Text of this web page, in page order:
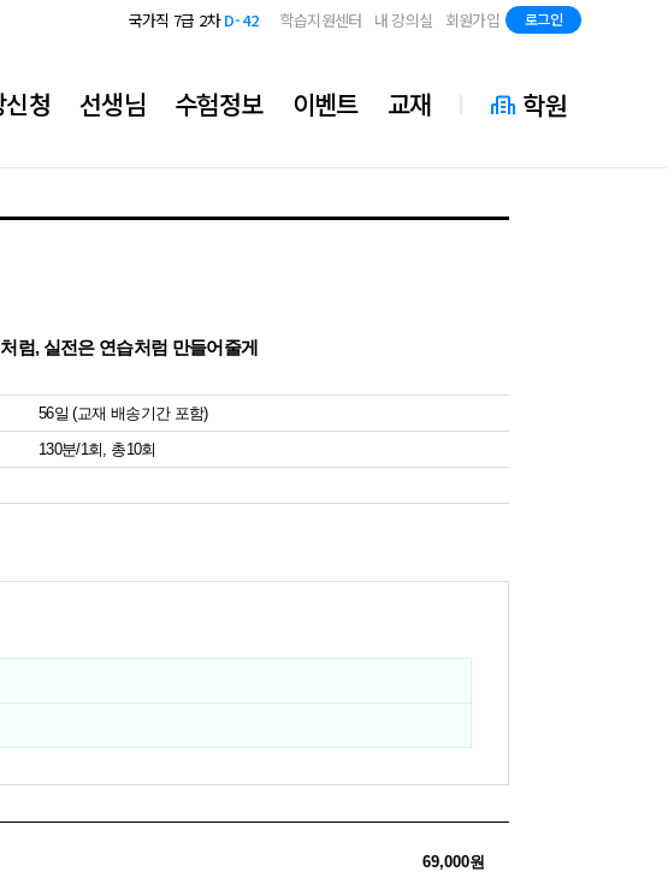
학습지원센터 내 강의실 회원가입 로그인
국가직 7급 2차D-42
지방직 7급
청 선생님 수험정보 이벤트 교재 학원
럼, 실전은 연습처럼 만들어줄게
56일 (교재 배송기간 포함)
130분/1회, 총10회
69,000원